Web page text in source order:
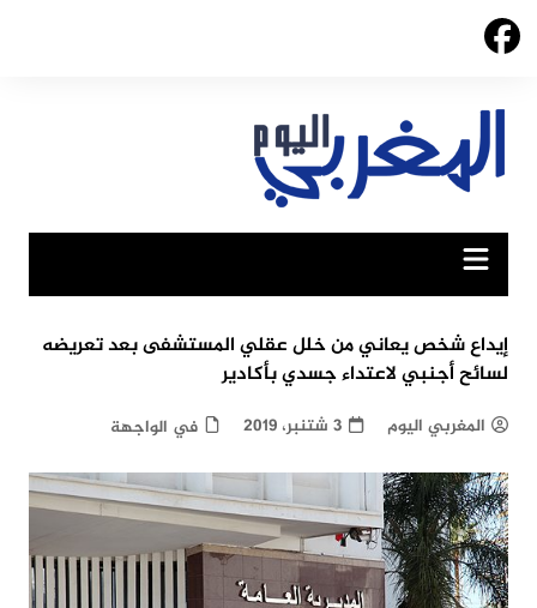
Skip
إيداع شخص يعاني من خلل عقلي المستشفى بعد تعريضه
لسائح أجنبي لاعتداء جسدي بأكادير
المغربي اليوم 3 شتنبر، 2019 في الواجهة